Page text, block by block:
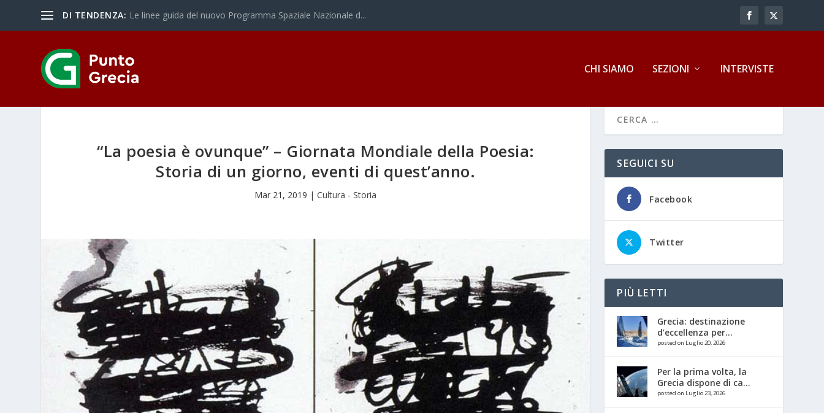
DI TENDENZA: Le linee guida del nuovo Programma Spaziale Nazionale d...
CHI SIAMO SEZIONI INTERVISTE
“La poesia è ovunque” – Giornata Mondiale della Poesia:
Storia di un giorno, eventi di quest’anno.
Mar 21, 2019 |Cultura - Storia
SEGUICI SU
Facebook
Twitter
PIÙ LETTI
Grecia: destinazione
d’eccellenza per...
posted on Luglio 20, 2026
Per la prima volta, la
Grecia dispone di ca...
posted on Luglio 23, 2026